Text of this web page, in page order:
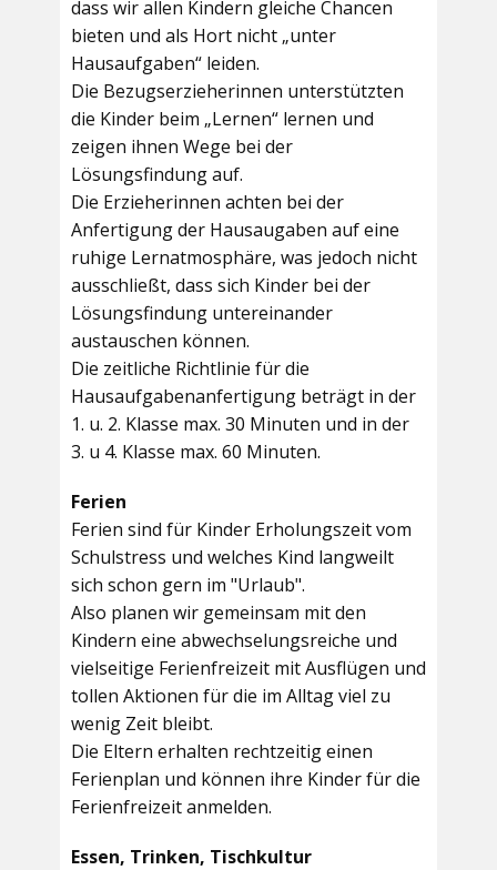
dass wir allen Kindern gleiche Chancen
bieten und als Hort nicht „unter
Hausaufgaben“ leiden.
Die Bezugserzieherinnen unterstützten
die Kinder beim „Lernen“ lernen und
zeigen ihnen Wege bei der
Lösungsfindung auf.
Die Erzieherinnen achten bei der
Anfertigung der Hausaugaben auf eine
ruhige Lernatmosphäre, was jedoch nicht
ausschließt, dass sich Kinder bei der
Lösungsfindung untereinander
austauschen können.
Die zeitliche Richtlinie für die
Hausaufgabenanfertigung beträgt in der
1. u. 2. Klasse max. 30 Minuten und in der
3. u 4. Klasse max. 60 Minuten.
Ferien
Ferien sind für Kinder Erholungszeit vom
Schulstress und welches Kind langweilt
sich schon gern im "Urlaub".
Also planen wir gemeinsam mit den
Kindern eine abwechselungsreiche und
vielseitige Ferienfreizeit mit Ausflügen und
tollen Aktionen für die im Alltag viel zu
wenig Zeit bleibt.
Die Eltern erhalten rechtzeitig einen
Ferienplan und können ihre Kinder für die
Ferienfreizeit anmelden.
Essen, Trinken, Tischkultur